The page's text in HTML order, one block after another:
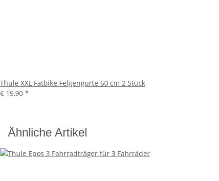
Thule XXL Fatbike Felgengurte 60 cm 2 Stück
€ 19,90 *
Ähnliche Artikel